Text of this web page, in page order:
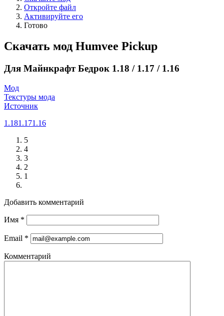
Откройте файл
Активируйте его
Готово
Скачать мод Humvee Pickup
Для Майнкрафт Бедрок 1.18 / 1.17 / 1.16
Мод
Текстуры мода
Источник
1.181.171.16
5
4
3
2
1
Добавить комментарий
Имя *
Email *
Комментарий